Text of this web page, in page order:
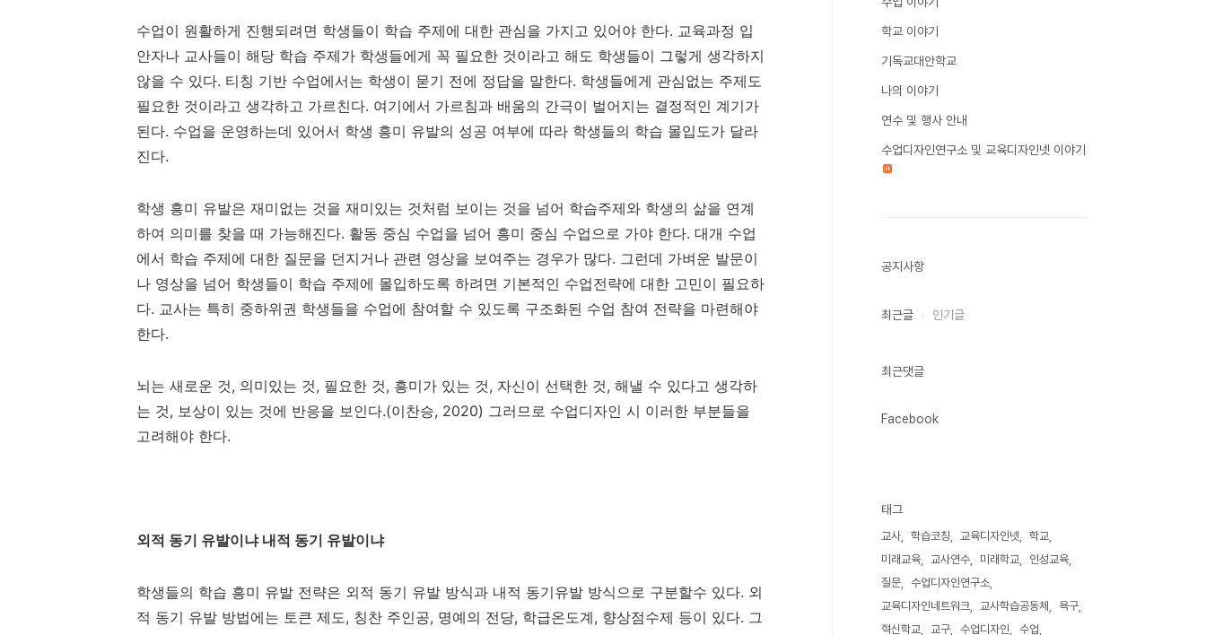
수업이 원활하게 진행되려면 학생들이 학습 주제에 대한 관심을 가지고 있어야 한다. 교육과정 입
안자나 교사들이 해당 학습 주제가 학생들에게 꼭 필요한 것이라고 해도 학생들이 그렇게 생각하지
않을 수 있다. 티칭 기반 수업에서는 학생이 묻기 전에 정답을 말한다. 학생들에게 관심없는 주제도
필요한 것이라고 생각하고 가르친다. 여기에서 가르침과 배움의 간극이 벌어지는 결정적인 계기가
된다. 수업을 운영하는데 있어서 학생 흥미 유발의 성공 여부에 따라 학생들의 학습 몰입도가 달라
진다.
학생 흥미 유발은 재미없는 것을 재미있는 것처럼 보이는 것을 넘어 학습주제와 학생의 삶을 연계
하여 의미를 찾을 때 가능해진다. 활동 중심 수업을 넘어 흥미 중심 수업으로 가야 한다. 대개 수업
에서 학습 주제에 대한 질문을 던지거나 관련 영상을 보여주는 경우가 많다. 그런데 가벼운 발문이
나 영상을 넘어 학생들이 학습 주제에 몰입하도록 하려면 기본적인 수업전략에 대한 고민이 필요하
다. 교사는 특히 중하위권 학생들을 수업에 참여할 수 있도록 구조화된 수업 참여 전략을 마련해야
한다.
뇌는 새로운 것, 의미있는 것, 필요한 것, 흥미가 있는 것, 자신이 선택한 것, 해낼 수 있다고 생각하
는 것, 보상이 있는 것에 반응을 보인다.(이찬승, 2020) 그러므로 수업디자인 시 이러한 부분들을
고려해야 한다.
외적 동기 유발이냐 내적 동기 유발이냐
학생들의 학습 흥미 유발 전략은 외적 동기 유발 방식과 내적 동기유발 방식으로 구분할수 있다. 외
적 동기 유발 방법에는 토큰 제도, 칭찬 주인공, 명예의 전당, 학급온도계, 향상점수제 등이 있다. 그
학교 이야기
기독교대안학교
나의 이야기
연수 및 행사 안내
수업디자인연구소 및 교육디자인넷 이야기
공지사항
최근글 인기글
최근댓글
Facebook
태그
교사 학습코칭 교육디자인넷
학교
미래교육
교사연수 미래학교
인성교육
질문
수업디자인연구소
교육디자인네트워크
교사학습공동체
욕구
혁신학교
교구 수업디자인
수업